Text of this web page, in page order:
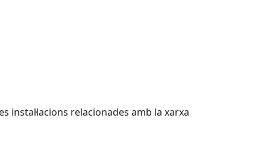
relacionades amb la xarxa